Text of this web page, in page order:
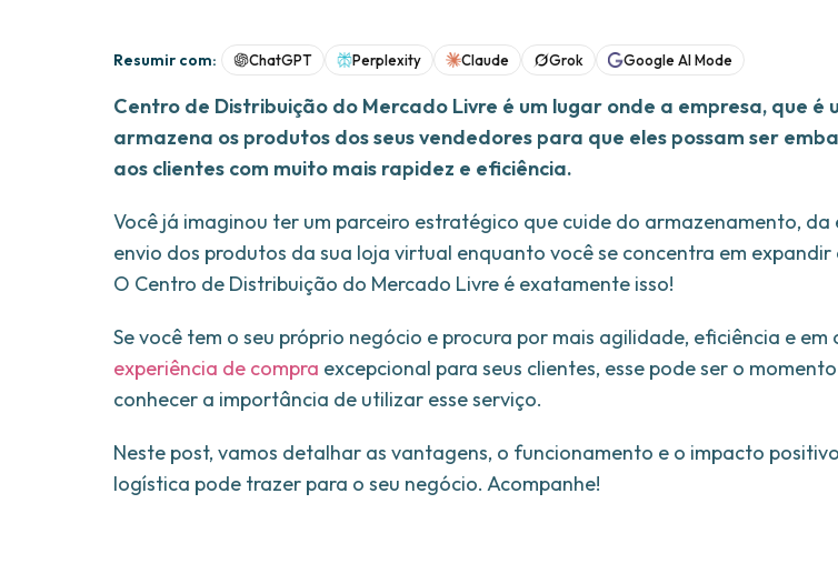
Resumir com: ChatGPT Perplexity Claude Grok Google AI Mode
Centro de Distribuição do Mercado Livre é um lugar onde a empresa, que é
armazena os produtos dos seus vendedores para que eles possam ser
aos clientes com muito mais rapidez e eficiência.
Você já imaginou ter um parceiro estratégico que cuide do armazenamento, da
envio dos produtos da sua loja virtual enquanto você se concentra em expandir
O Centro de Distribuição do Mercado Livre é exatamente isso!
Se você tem o seu próprio negócio e procura por mais agilidade, eficiência e em
experiência de compra excepcional para seus clientes, esse pode ser o
conhecer a importância de utilizar esse serviço.
Neste post, vamos detalhar as vantagens, o funcionamento e o impacto
logística pode trazer para o seu negócio. Acompanhe!